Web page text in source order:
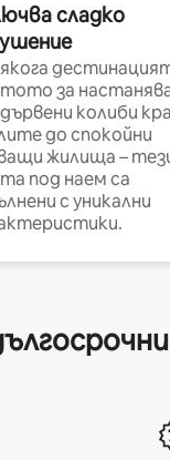
сладко
за
колиби
до спокойни
жилища –
под наем са
с уникални